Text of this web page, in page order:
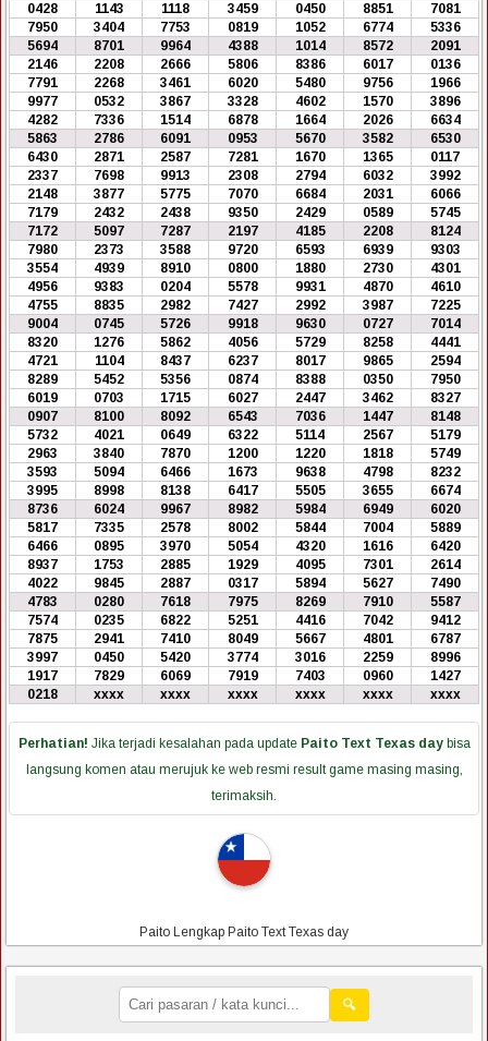
0428
1143 1118 3459 0450 8851
7081
7950
3404 7753 0819 1052 6774
5336
5694
8701 9964 4388 1014 8572
2091
2146
2208 2666 5806 8386 6017
0136
7791
2268 3461 6020 5480 9756
1966
9977
0532 3867 3328 4602 1570
3896
4282
7336 1514 6878 1664 2026
6634
5863
2786 6091 0953 5670 3582
6530
6430
2871 2587 7281 1670 1365
0117
2337
7698 9913 2308 2794 6032
3992
2148
3877 5775 7070 6684 2031
6066
7179
2432 2438 9350 2429 0589
5745
7172
5097 7287 2197 4185 2208
8124
7980
2373 3588 9720 6593 6939
9303
3554
4939 8910 0800 1880 2730
4301
4956
9383 0204 5578 9931 4870
4610
4755
8835 2982 7427 2992 3987
7225
9004
0745 5726 9918 9630 0727
7014
8320
1276 5862 4056 5729 8258
4441
4721
1104 8437 6237 8017 9865
2594
8289
5452 5356 0874 8388 0350
7950
6019
0703 1715 6027 2447 3462
8327
0907
8100 8092 6543 7036 1447
8148
5732
4021 0649 6322 5114 2567
5179
2963
3840 7870 1200 1220 1818
5749
3593
5094 6466 1673 9638 4798
8232
3995
8998 8138 6417 5505 3655
6674
8736
6024 9967 8982 5984 6949
6020
5817
7335 2578 8002 5844 7004
5889
6466
0895 3970 5054 4320 1616
6420
8937
1753 2885 1929 4095 7301
2614
4022
9845 2887 0317 5894 5627
7490
4783
0280 7618 7975 8269 7910
5587
7574
0235 6822 5251 4416 7042
9412
7875
2941 7410 8049 5667 4801
6787
3997
0450 5420 3774 3016 2259
8996
1917
7829 6069 7919 7403 0960
1427
0218
xxxx xxxx xxxx xxxx xxxx xxxx
Perhatian! Jika terjadi kesalahan pada updatePaito Text Texas day bisa
langsung komen atau merujuk ke web resmi result game masing masing,
terimaksih.
Paito Lengkap Paito Text Texas day
🔍